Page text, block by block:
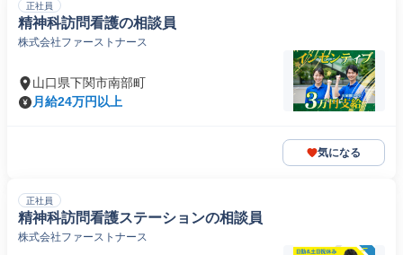
正社員
精神科訪問看護の相談員
株式会社ファーストナース
山口県下関市南部町
月給24万円以上
気になる
正社員
精神科訪問看護ステーションの相談員
株式会社ファーストナース